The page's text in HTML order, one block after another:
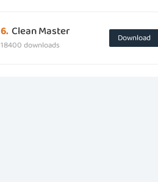
6.Clean Master
18400 downloads
Download